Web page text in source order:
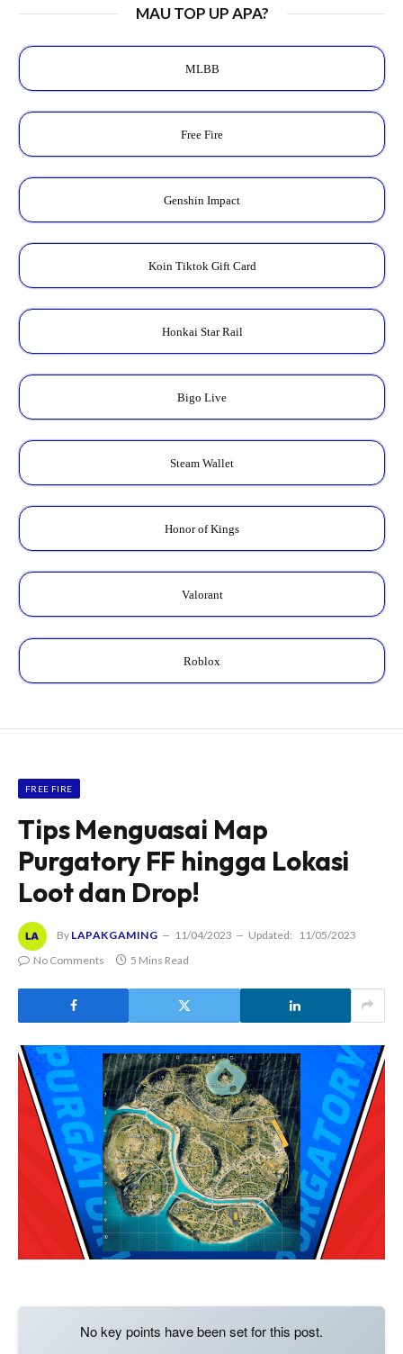
MAU TOP UP APA?
MLBB
Free Fire
Genshin Impact
Koin Tiktok Gift Card
Honkai Star Rail
Bigo Live
Steam Wallet
Honor of Kings
Valorant
Roblox
FREE FIRE
Tips Menguasai Map
Purgatory FF hingga Lokasi
Loot dan Drop!
By LAPAKGAMING 11/04/2023 Updated:
11/05/2023
No Comments
5 Mins Read
No key points have been set for this post.